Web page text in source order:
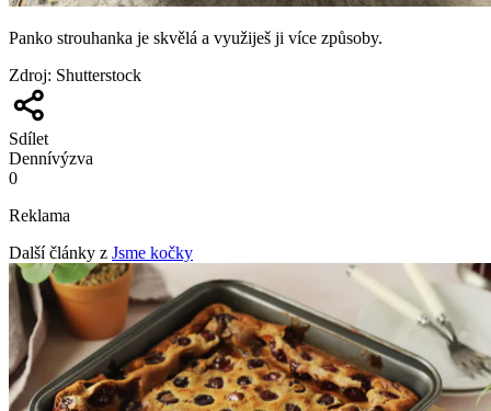
Panko strouhanka je skvělá a využiješ ji více způsoby.
Zdroj: Shutterstock
Sdílet
Dennívýzva
0
Reklama
Další články z Jsme kočky